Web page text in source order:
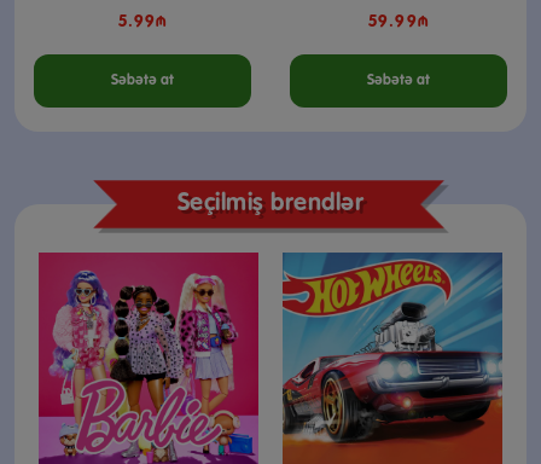
5.99₼
Səbətə at
59.99₼
Səbətə at
Seçilmiş brendlər